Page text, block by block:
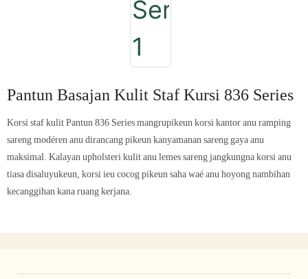
Pantun Basajan Kulit Staf Kursi 836 Series
Korsi staf kulit Pantun 836 Series mangrupikeun korsi kantor anu ramping
sareng modéren anu dirancang pikeun kanyamanan sareng gaya anu
maksimal. Kalayan upholsteri kulit anu lemes sareng jangkungna korsi anu
tiasa disaluyukeun, korsi ieu cocog pikeun saha waé anu hoyong nambihan
kecanggihan kana ruang kerjana.